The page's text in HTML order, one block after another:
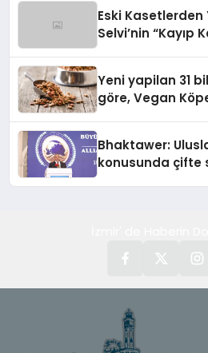
Eski Kasetlerden
Selvi’nin “Kayıp
Yeni yapilan 31
göre, Vegan
Bhaktawer:
konusunda çifte